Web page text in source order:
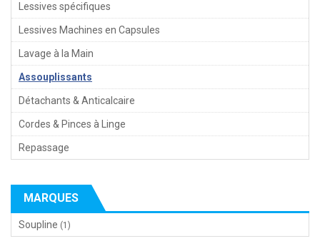
Lessives spécifiques
Lessives Machines en Capsules
Lavage à la Main
Assouplissants
Détachants & Anticalcaire
Cordes & Pinces à Linge
Repassage
MARQUES
Soupline (1)